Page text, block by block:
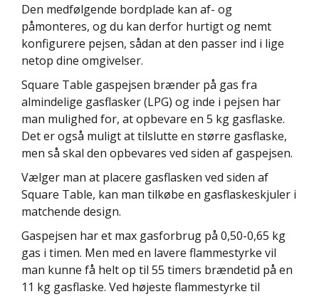
Den medfølgende bordplade kan af- og
påmonteres, og du kan derfor hurtigt og nemt
konfigurere pejsen, sådan at den passer ind i lige
netop dine omgivelser.
Square Table gaspejsen brænder på gas fra
almindelige gasflasker (LPG) og inde i pejsen har
man mulighed for, at opbevare en 5 kg gasflaske.
Det er også muligt at tilslutte en større gasflaske,
men så skal den opbevares ved siden af gaspejsen.
Vælger man at placere gasflasken ved siden af
Square Table, kan man tilkøbe en gasflaskeskjuler i
matchende design.
Gaspejsen har et max gasforbrug på 0,50-0,65 kg
gas i timen. Men med en lavere flammestyrke vil
man kunne få helt op til 55 timers brændetid på en
11 kg gasflaske. Ved højeste flammestyrke til